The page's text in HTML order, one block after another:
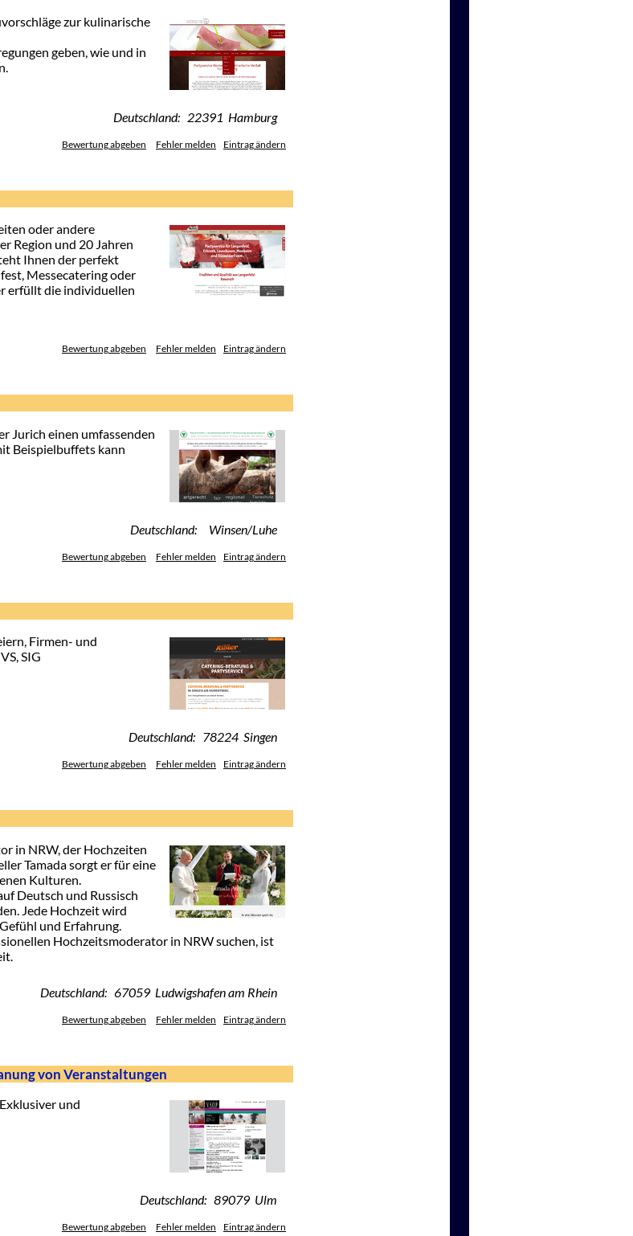
zur kulinarische
geben, wie und in
Deutschland: 22391 Hamburg
Bewertung abgeben Fehler melden Eintrag ändern
oder andere
Region und 20 Jahren
Ihnen der perfekt
Messecatering oder
erfüllt die individuellen
Bewertung abgeben Fehler melden Eintrag ändern
Jurich einen umfassenden
Beispielbuffets kann
Deutschland: Winsen/Luhe
Bewertung abgeben Fehler melden Eintrag ändern
Firmen- und
SIG
Deutschland: 78224 Singen
Bewertung abgeben Fehler melden Eintrag ändern
in NRW, der Hochzeiten
Tamada sorgt er für eine
Kulturen.
Deutsch und Russisch
Jede Hochzeit wird
und Erfahrung.
Hochzeitsmoderator in NRW suchen, ist
Deutschland: 67059 Ludwigshafen am Rhein
Bewertung abgeben Fehler melden Eintrag ändern
von Veranstaltungen
und
Deutschland: 89079 Ulm
Bewertung abgeben Fehler melden Eintrag ändern